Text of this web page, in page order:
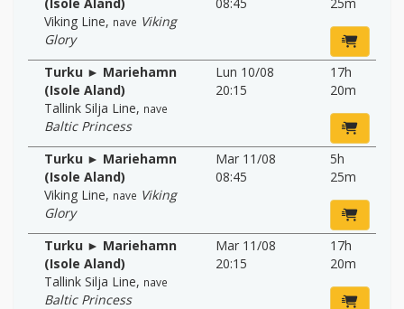
Viking Line, nave Viking
Glory
Turku ► Mariehamn
(Isole Aland)
Tallink Silja Line, nave
Baltic Princess
Lun 10/08
20:15
17h
20m
Turku ► Mariehamn
(Isole Aland)
Viking Line, nave Viking
Glory
Mar 11/08
08:45
5h
25m
Turku ► Mariehamn
(Isole Aland)
Tallink Silja Line, nave
Baltic Princess
Mar 11/08
20:15
17h
20m